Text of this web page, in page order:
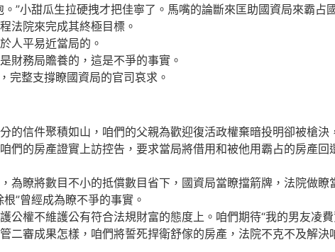
”小甜瓜生拉硬拽才把佳寧了。馬嘴的論斷來匡助國資局來霸
法院來完成其終極目標。
平易近當局的。
務局贍養的，這是不爭的事實。
整支撐瞭國資局的官司哀求。
信件聚積如山，咱們的父親為歡迎復活政權棄暗投明卻被槍決
的房產證實上訪控告，要求當局將借用和被他用霸占的房產回
瞭將數目不小的抵償數目省下，國資局當瞭擋箭牌，法院做瞭
”曾經成為瞭不爭的事實。
權不維護公有符合法規財富的態度上。咱們期待“我的男友凌
二審成果怎樣，咱們將誓死捍衛舒傢的房產，法院不克不及解